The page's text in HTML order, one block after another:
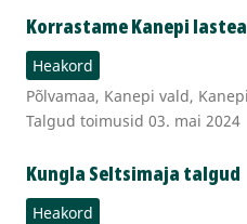
Korrastame Kanepi
Heakord
Põlvamaa, Kanepi vald,
Talgud toimusid 03. mai 2024
Kungla Seltsimaja talgud
Heakord